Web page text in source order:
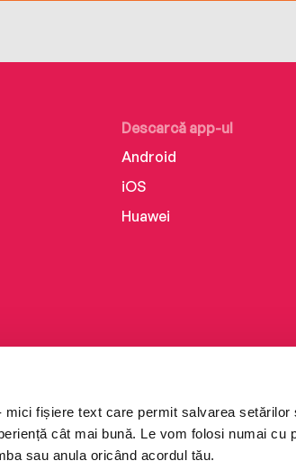
fișiere text care permit salvarea setărilor
cât mai bună. Le vom folosi numai cu
sau anula oricând acordul tău.
Descarcă app-ul
Android
iOS
Huawei